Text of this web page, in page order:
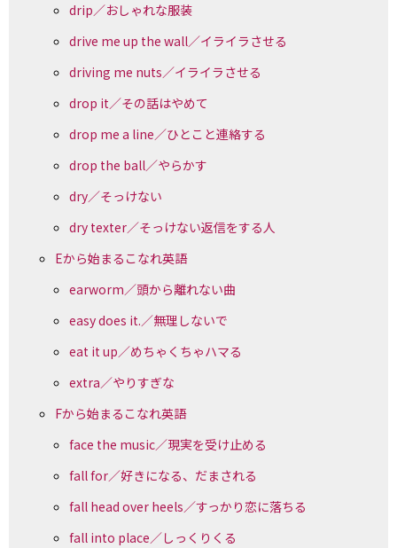
drip／おしゃれな服装
drive me up the wall／イライラさせる
driving me nuts／イライラさせる
drop it／その話はやめて
drop me a line／ひとこと連絡する
drop the ball／やらかす
dry／そっけない
dry texter／そっけない返信をする人
Eから始まるこなれ英語
earworm／頭から離れない曲
easy does it.／無理しないで
eat it up／めちゃくちゃハマる
extra／やりすぎな
Fから始まるこなれ英語
face the music／現実を受け止める
fall for／好きになる、だまされる
fall head over heels／すっかり恋に落ちる
fall into place／しっくりくる